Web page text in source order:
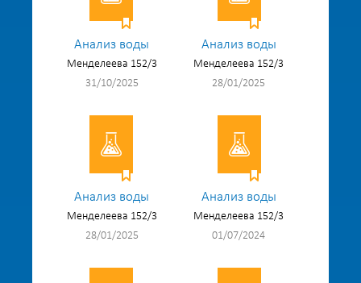
Анализ воды
Менделеева 152/3
31/10/2025
Анализ воды
Менделеева 152/3
28/01/2025
Анализ воды
Менделеева 152/3
28/01/2025
Анализ воды
Менделеева 152/3
01/07/2024